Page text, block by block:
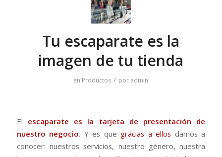
Tu escaparate es la
imagen de tu tienda
en Productos / por admin
El escaparate es la tarjeta de presentación de
nuestro negocio. Y es que gracias a ellos damos a
conocer: nuestros servicios, nuestro género, nuestra